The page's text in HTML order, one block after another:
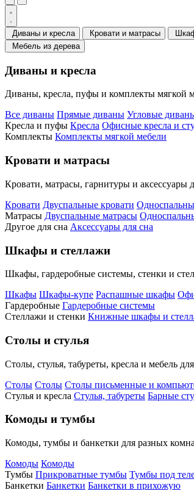
Диваны и кресла Кровати и матрасы
Мебель из дерева
Диваны и кресла
Диваны, кресла, пуфы и комплекты мягкой
Все диваны Прямые диваны Угловые
Кресла и пуфы Кресла Офисные кресла и
Комплекты Комплекты мягкой мебели
Кровати и матрасы
Кровати, матрасы, гарнитуры и аксессуары
Кровати Двуспальные кровати
Матрасы Двуспальные матрасы
Другое для сна Аксессуары для сна
Шкафы и стеллажи
Шкафы, гардеробные системы, стенки и
Шкафы Шкафы-купе Распашные шкафы
Гардеробные Гардеробные системы
Стеллажи и стенки Книжные шкафы и
Столы и стулья
Столы, стулья, табуреты, кресла и мебель
Столы Столы Столы письменные и
Стулья и кресла Стулья, табуреты Барные
Комоды и тумбы
Комоды, тумбы и банкетки для разных
Комоды Комоды
Тумбы Прикроватные тумбы Тумбы под
Банкетки Банкетки Банкетки в прихожую